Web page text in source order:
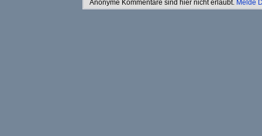
Anonyme Kommentare sind hier nicht erlaubt. Melde